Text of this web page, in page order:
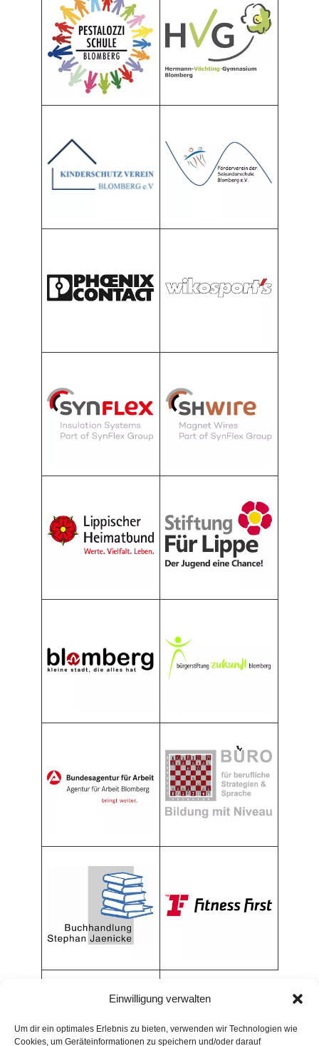
Einwilligung verwalten
Um dir ein optimales Erlebnis zu bieten, verwenden wir Technologien wie
Cookies, um Geräteinformationen zu speichern und/oder darauf